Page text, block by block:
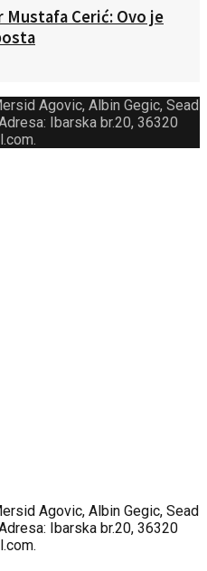
Cerić: Ovo je
Agovic, Albin Gegic, Sead
Ibarska br.20, 36320
.
Agovic, Albin Gegic, Sead
Ibarska br.20, 36320
.